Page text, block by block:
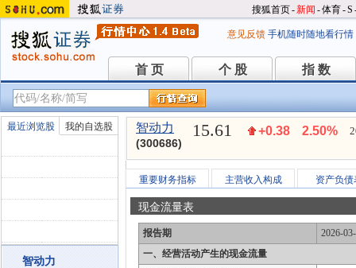
搜狐首页-新闻 -体育-S
意见反馈 手机随时随地看行情
首 页
首 页 个 股
个 股 指 数
指 数
最近浏览股 我的自选股
智动力
智动力
(300686)
15.61 +0.38 2.50%
重要财务指标 主营收入构成 资产负债
现金流量表
报告期
2026-
一、经营活动产生的现金流量